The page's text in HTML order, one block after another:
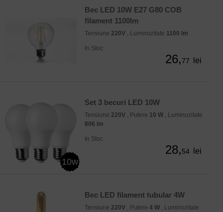
Bec LED 10W E27 G80 COB
filament 1100lm
Tensiune 220V , Luminozitate 1100 lm
In Stoc
26,77 lei
10w
Set 3 becuri LED 10W
Tensiune 220V , Putere 10 W , Luminozitate
806 lm
In Stoc
28,54 lei
Bec LED filament tubular 4W
Tensiune 220V , Putere 4 W , Luminozitate